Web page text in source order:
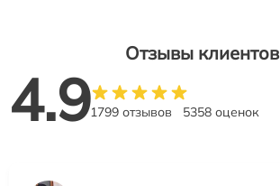
Отзывы клиентов
4.91799 отзывов 5358 оценок